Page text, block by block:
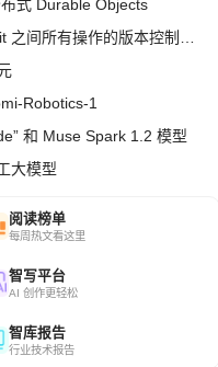
式 Durable Objects
Robotics-1
和 Muse Spark 1.2 模型
大模型
阅读榜单
每周热文看这里
智写平台
AI 创作更轻松
智库报告
行业技术报告